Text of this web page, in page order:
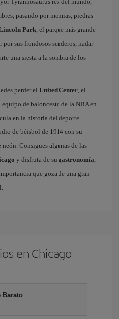
Tyrannosaurus rex del mundo,
pasando por momias, piedras
Park, el parque más grande
sus frondosos senderos, nadar
una siesta a la sombra de los
perder el United Center, el
de baloncesto de la NBA en
en la historia del deporte
de béisbol de 1914 con su
Consigues algunas de las
y disfruta de su gastronomía,
que goza de una gran
en Chicago
Barato